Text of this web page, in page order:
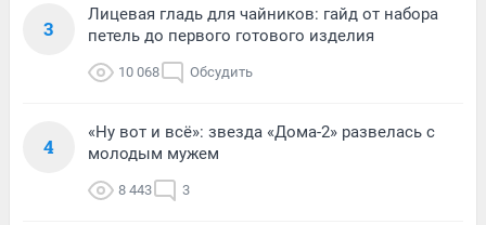
3
Лицевая гладь для чайников: гайд от набора
петель до первого готового изделия
10 068 Обсудить
4
«Ну вот и всё»: звезда «Дома-2» развелась с
молодым мужем
8 443 3